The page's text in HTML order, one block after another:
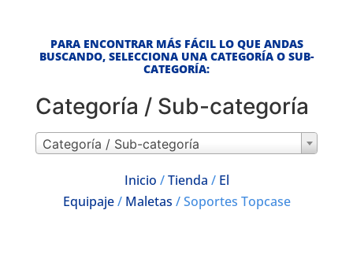
PARA ENCONTRAR MÁS FÁCIL LO QUE ANDAS
BUSCANDO, SELECCIONA UNA CATEGORÍA O SUB-
CATEGORÍA:
Categoría / Sub-categoría
Categoría / Sub-categoría
Inicio /Tienda / El
Equipaje/ Maletas / Soportes Topcase